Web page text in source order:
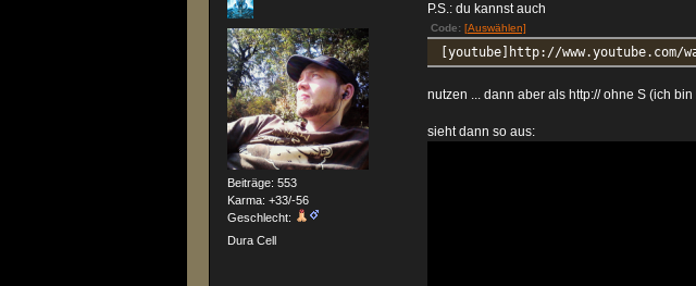
Beiträge: 553
Karma: +33/-56
Geschlecht:
Dura Cell
P.S.: du kannst auch
Code: [Auswählen]
[youtube]http://www.youtube.com/
nutzen ... dann aber als http:// ohne S (ich
sieht dann so aus: